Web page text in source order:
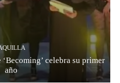
celebra su primer
año